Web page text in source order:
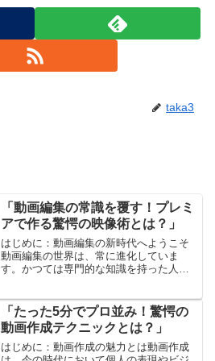
taka3
「動画編集の常識を覆す！プレミ
アで作る驚愕の映像術とは？」
はじめに：動画編集の新時代へようこそ
動画編集の世界は、常に進化していま
す。かつては専門的な知識を持った人々
した。技術の進化や多様なツールの登場
により、私たちは新たな映像...
「たった5分でプロ並み！驚愕の
動画作成テクニックとは？」
はじめに：動画作成の魅力とは動画作成